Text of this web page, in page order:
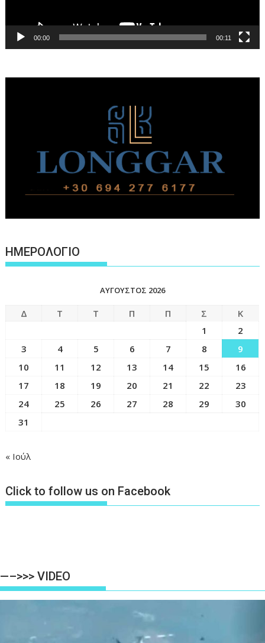
00:00 00:11
ΗΜΕΡΟΛΟΓΙΟ
ΑΎΓΟΥΣΤΟΣ 2026
Δ Τ Τ Π Π Σ
Κ
1
2
3
4 5 6 7 8
9
10
11 12 13 14 15
16
17
18 19 20 21 22
23
24
25 26 27 28 29
30
31
« Ιούλ
Click to follow us on Facebook
—–>>> VIDEO